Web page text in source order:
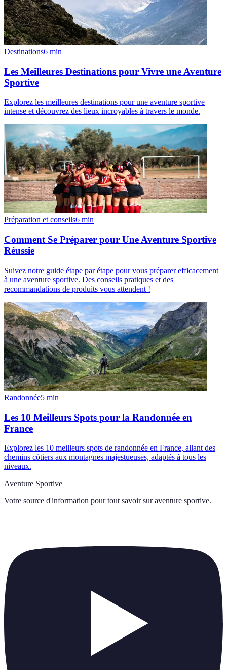
Destinations6 min
Les Meilleures Destinations pour Vivre une Aventure
Sportive
Explorez les meilleures destinations pour une aventure sportive
intense et découvrez des lieux incroyables à travers le monde.
Préparation et conseils6 min
Comment Se Préparer pour Une Aventure Sportive
Réussie
Suivez notre guide étape par étape pour vous préparer efficacement
à une aventure sportive. Des conseils pratiques et des
recommandations de produits vous attendent !
Randonnée5 min
Les 10 Meilleurs Spots pour la Randonnée en
France
Explorez les 10 meilleurs spots de randonnée en France, allant des
chemins côtiers aux montagnes majestueuses, adaptés à tous les
niveaux.
Aventure Sportive
Votre source d'information pour tout savoir sur aventure sportive.